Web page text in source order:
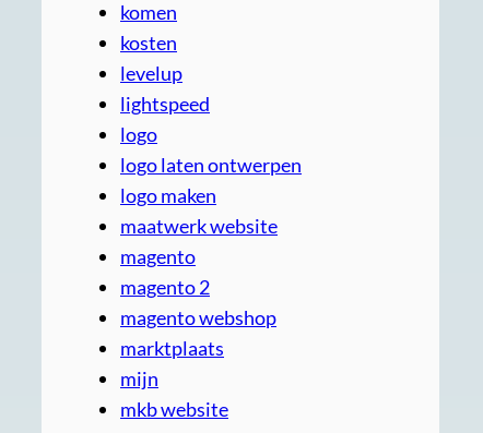
komen
kosten
levelup
lightspeed
logo
logo laten ontwerpen
logo maken
maatwerk website
magento
magento 2
magento webshop
marktplaats
mijn
mkb website